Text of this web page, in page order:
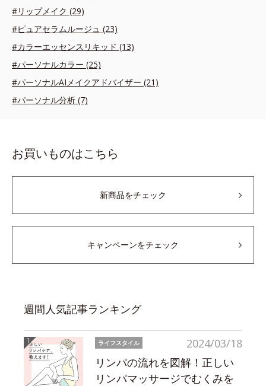
#リップメイク (29)
#ピュアセラムルージュ (23)
#カラーエッセンスリキッド (13)
#パーソナルカラー (25)
#パーソナルAIメイクアドバイザー (21)
#パーソナル分析 (7)
お買いものはこちら
新商品をチェック
キャンペーンをチェック
週間人気記事ランキング
2024/03/18
ライフスタイル
リンパの流れを図解！正しい
リンパマッサージでむくみを